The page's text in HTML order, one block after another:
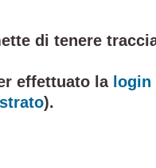
di tenere
effettuato la login
).